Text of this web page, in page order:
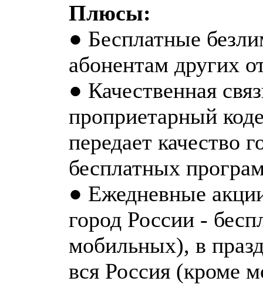
Плюсы:
● Бесплатные
абонентам других
● Качественная
проприетарный
передает качество
бесплатных
● Ежедневные
город России -
мобильных), в
вся Россия (кроме